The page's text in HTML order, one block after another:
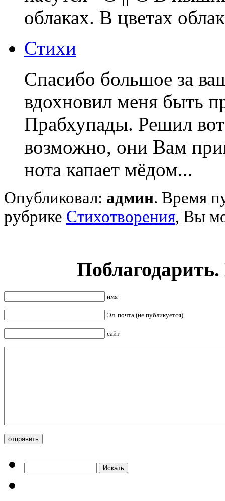
облаках. В цветах
Стихи
Спасибо большое за
вдохновил меня быть
Прабхупады. Решил
возможно, они Вам
нота капает мёдом...
Опубликовал: админ. Время
рубрике Стихотворения, Вы
имя
Эл. почта (не публикуется)
сайт